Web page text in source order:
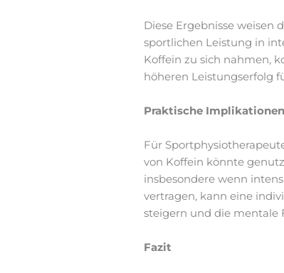
Diese Ergebnisse weisen
sportlichen Leistung in
Koffein zu sich nahmen,
höheren Leistungserfolg
Praktische
Für
von Koffein könnte
insbesondere wenn
vertragen, kann eine
steigern und die mentale
Fazit